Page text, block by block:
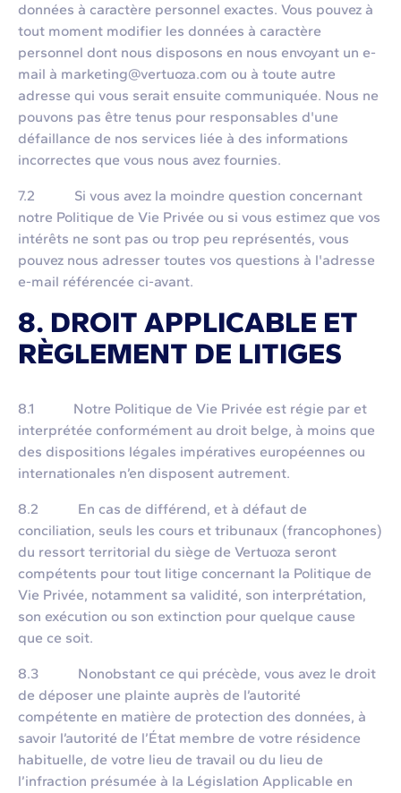
données à caractère personnel exactes. Vous pouvez à
tout moment modifier les données à caractère
personnel dont nous disposons en nous envoyant un e-
mail à marketing@vertuoza.com ou à toute autre
adresse qui vous serait ensuite communiquée. Nous ne
pouvons pas être tenus pour responsables d'une
défaillance de nos services liée à des informations
incorrectes que vous nous avez fournies.
7.2 Si vous avez la moindre question concernant
notre Politique de Vie Privée ou si vous estimez que vos
intérêts ne sont pas ou trop peu représentés, vous
pouvez nous adresser toutes vos questions à l'adresse
e-mail référencée ci-avant.
8. DROIT APPLICABLE ET
RÈGLEMENT DE LITIGES
8.1 Notre Politique de Vie Privée est régie par et
interprétée conformément au droit belge, à moins que
des dispositions légales impératives européennes ou
internationales n’en disposent autrement.
8.2 En cas de différend, et à défaut de
conciliation, seuls les cours et tribunaux (francophones)
du ressort territorial du siège de Vertuoza seront
compétents pour tout litige concernant la Politique de
Vie Privée, notamment sa validité, son interprétation,
son exécution ou son extinction pour quelque cause
que ce soit.
8.3 Nonobstant ce qui précède, vous avez le droit
de déposer une plainte auprès de l’autorité
compétente en matière de protection des données, à
savoir l’autorité de l’État membre de votre résidence
habituelle, de votre lieu de travail ou du lieu de
l’infraction présumée à la Législation Applicable en